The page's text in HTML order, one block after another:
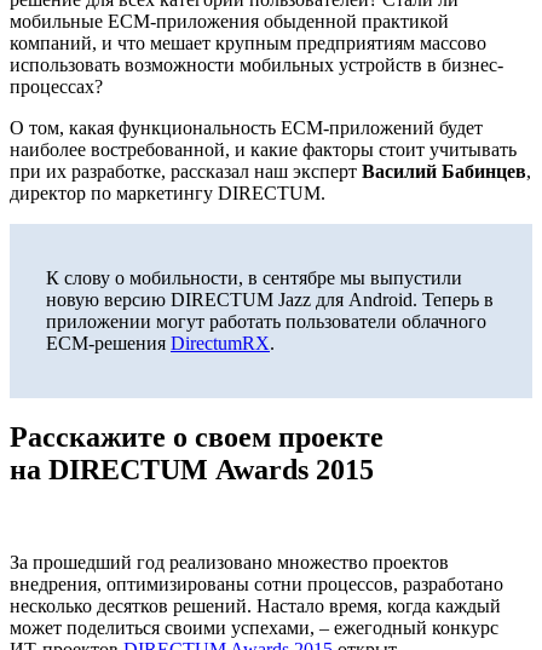
мобильные ECM-приложения обыденной практикой
компаний, и что мешает крупным предприятиям массово
использовать возможности мобильных устройств в бизнес-
процессах?
О том, какая функциональность ECM-приложений будет
наиболее востребованной, и какие факторы стоит учитывать
при их разработке, рассказал наш эксперт Василий Бабинцев,
директор по маркетингу DIRECTUM.
К слову о мобильности, в сентябре мы выпустили
новую версию DIRECTUM Jazz для Android. Теперь в
приложении могут работать пользователи облачного
ECM-решения DirectumRX.
Расскажите о своем проекте
на DIRECTUM Awards 2015
За прошедший год реализовано множество проектов
внедрения, оптимизированы сотни процессов, разработано
несколько десятков решений. Настало время, когда каждый
может поделиться своими успехами, – ежегодный конкурс